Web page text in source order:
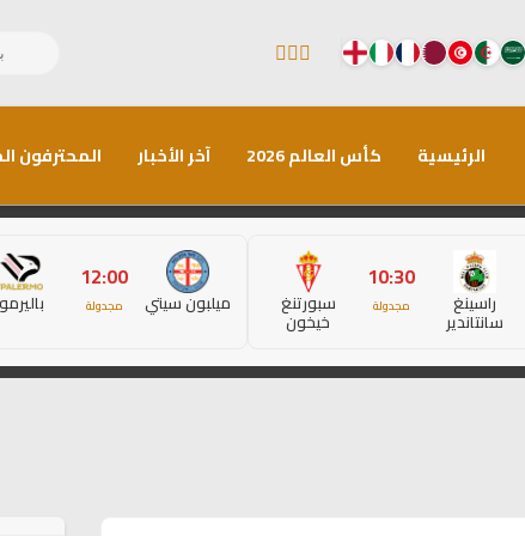
الرئيسية كأس العالم 2026 آخر الأخبار المحترفون
راسينغ
سانتاندير
10:30
مجدولة سبورتنغ
خيخون
ميلبون سيتي
12:00
مجدولة باليرمو